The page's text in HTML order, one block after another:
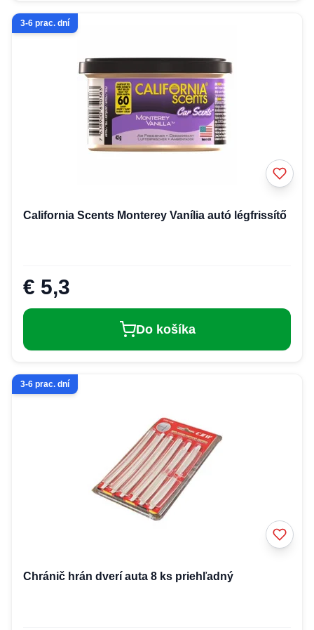
3-6 prac. dní
California Scents Monterey Vanília autó légfrissítő
€ 5,3
Do košíka
3-6 prac. dní
Chránič hrán dverí auta 8 ks priehľadný